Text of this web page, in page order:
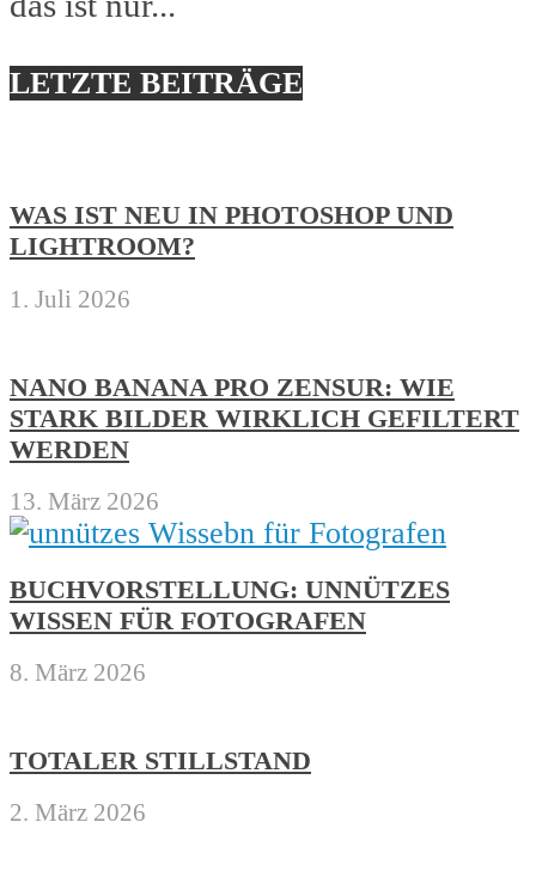
LETZTE BEITRÄGE
WAS IST NEU IN PHOTOSHOP UND
LIGHTROOM?
1. Juli 2026
NANO BANANA PRO ZENSUR: WIE
STARK BILDER WIRKLICH GEFILTERT
WERDEN
13. März 2026
BUCHVORSTELLUNG: UNNÜTZES
WISSEN FÜR FOTOGRAFEN
8. März 2026
TOTALER STILLSTAND
2. März 2026